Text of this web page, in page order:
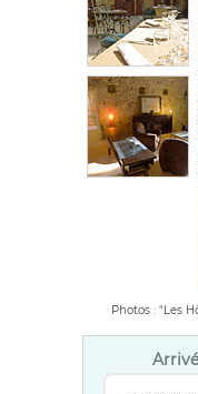
Photos : "Les